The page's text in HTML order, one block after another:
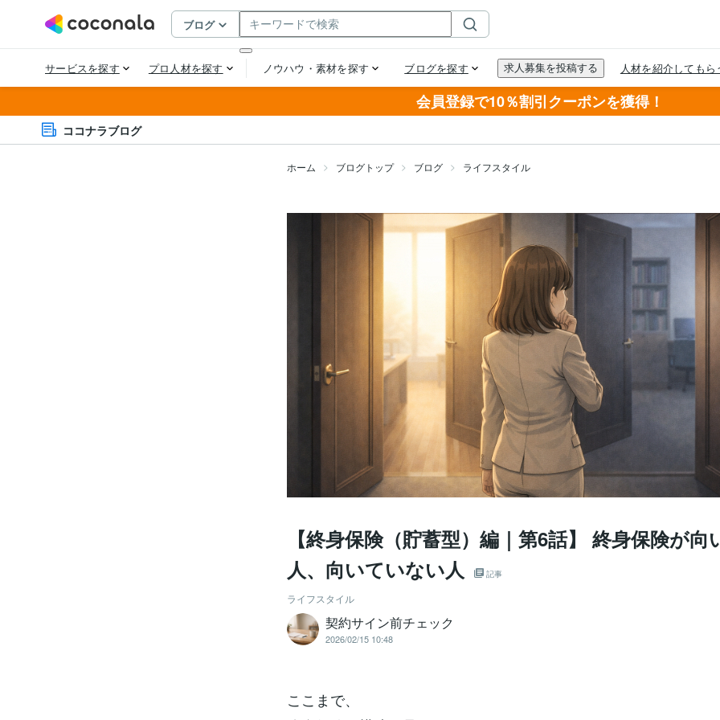
会員登録で10％割引クーポンを獲得！
ココナラブログ
ホーム ブログトップ ブログ ライフスタイル
【終身保険（貯蓄型）編｜第6話】 終身保険が向
人、向いていない人
記事
ライフスタイル
契約サイン前チェック
2026/02/15 10:48
ここまで、